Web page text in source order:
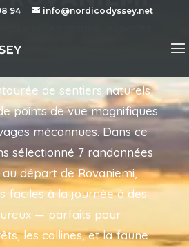
94 info@nordicodyssey.net
en Laponie
de sentiers naturels
points de vue magnifiques
méconnues. Dans ce
sélectionné 7 randonnées
départ de Rovaniemi,
faciles à la journée à des
— parfaits pour
les collines, et la faune